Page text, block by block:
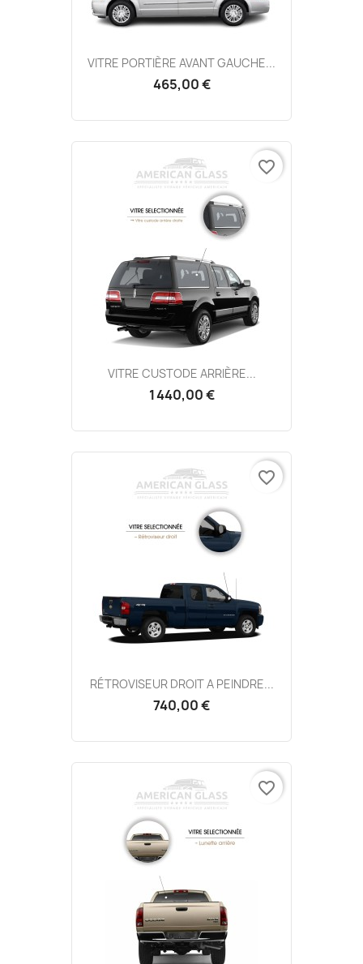
VITRE PORTIÈRE AVANT GAUCHE...
465,00 €
VITRE CUSTODE ARRIÈRE...
1 440,00 €
favorite_border
RÉTROVISEUR DROIT A PEINDRE...
740,00 €
favorite_border
favorite_border